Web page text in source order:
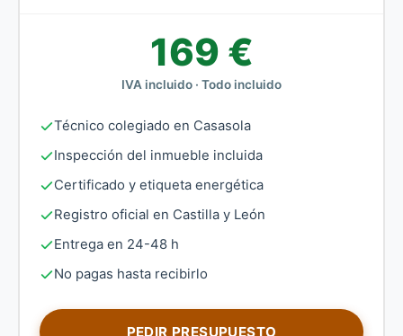
169 €
IVA incluido · Todo incluido
Técnico colegiado en Casasola
Inspección del inmueble incluida
Certificado y etiqueta energética
Registro oficial en Castilla y León
Entrega en 24-48 h
No pagas hasta recibirlo
PEDIR PRESUPUESTO